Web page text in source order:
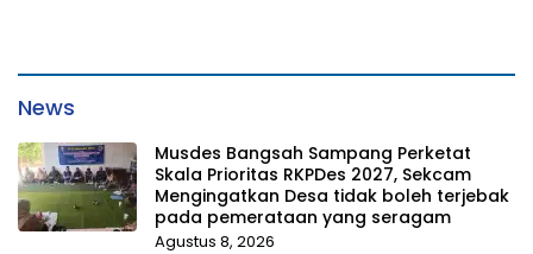
News
Musdes Bangsah Sampang Perketat
Skala Prioritas RKPDes 2027, Sekcam
Mengingatkan Desa tidak boleh terjebak
pada pemerataan yang seragam
Agustus 8, 2026